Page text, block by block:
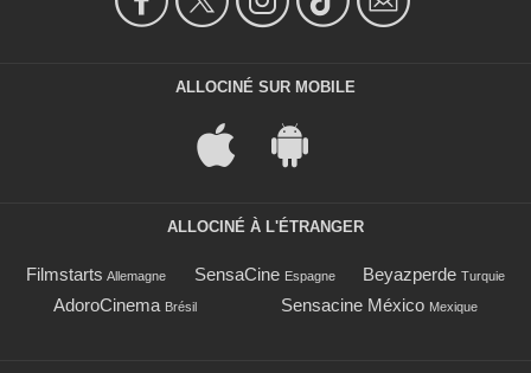
ALLOCINÉ SUR MOBILE
ALLOCINÉ À L'ÉTRANGER
Filmstarts Allemagne SensaCine Espagne Beyazperde Turquie
AdoroCinema Brésil Sensacine México Mexique